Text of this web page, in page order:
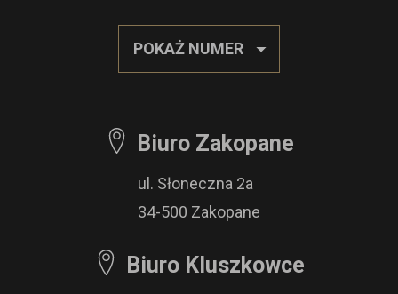
POKAŻ NUMER
Biuro Zakopane
ul. Słoneczna 2a
34-500 Zakopane
Biuro Kluszkowce